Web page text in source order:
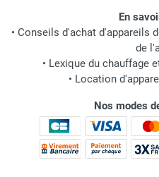
En
• Conseils d'achat d'appareils
de
• Lexique du chauffage
• Location
Nos modes